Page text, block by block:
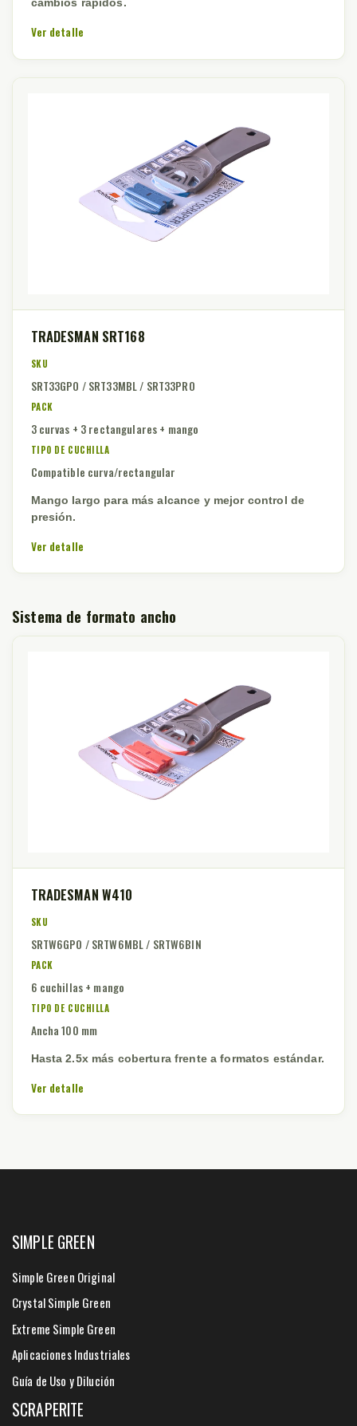
cambios rápidos.
Ver detalle
TRADESMAN SRT168
SKU
SRT33GPO / SRT33MBL / SRT33PRO
PACK
3 curvas + 3 rectangulares + mango
TIPO DE CUCHILLA
Compatible curva/rectangular
Mango largo para más alcance y mejor control de
presión.
Ver detalle
Sistema de formato ancho
TRADESMAN W410
SKU
SRTW6GPO / SRTW6MBL / SRTW6BIN
PACK
6 cuchillas + mango
TIPO DE CUCHILLA
Ancha 100 mm
Hasta 2.5x más cobertura frente a formatos estándar.
Ver detalle
SIMPLE GREEN
Simple Green Original
Crystal Simple Green
Extreme Simple Green
Aplicaciones Industriales
Guía de Uso y Dilución
SCRAPERITE